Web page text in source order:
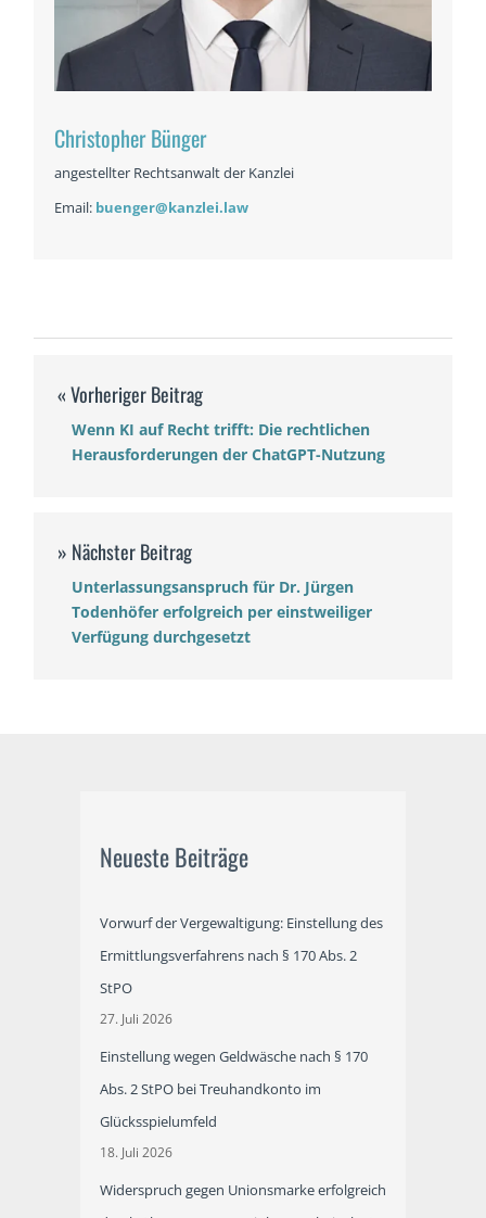
Christopher Bünger
angestellter Rechtsanwalt der Kanzlei
Email: buenger@kanzlei.law
Wenn KI auf Recht trifft: Die rechtlichen
Herausforderungen der ChatGPT-Nutzung
Unterlassungsanspruch für Dr. Jürgen
Todenhöfer erfolgreich per einstweiliger
Verfügung durchgesetzt
Neueste Beiträge
Vorwurf der Vergewaltigung: Einstellung des
Ermittlungsverfahrens nach § 170 Abs. 2
StPO
27. Juli 2026
Einstellung wegen Geldwäsche nach § 170
Abs. 2 StPO bei Treuhandkonto im
Glücksspielumfeld
18. Juli 2026
Widerspruch gegen Unionsmarke erfolgreich